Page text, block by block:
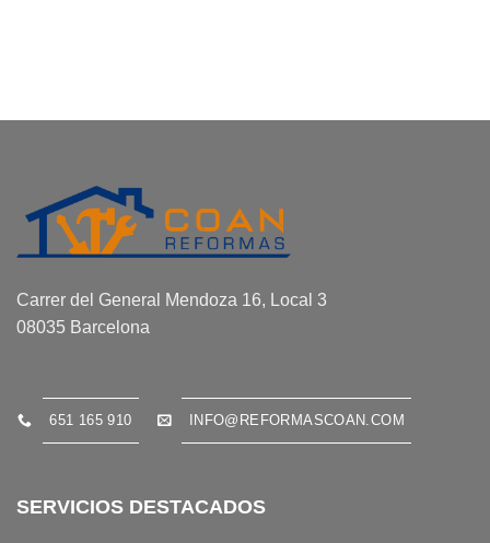
Carrer del General Mendoza 16, Local 3
08035 Barcelona
651 165 910 INFO@REFORMASCOAN.COM
SERVICIOS DESTACADOS